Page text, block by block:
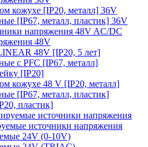
кожухе [IP20, металл] 36V
[IP67, металл, пластик] 36V
AC/DC
48V
48V [IP20, 5 лет]
с PFC [IP67, металл]
[IP20]
кожухе 48 V [IP20, металл]
[IP67, металл, пластик]
пластик]
источники напряжения
24V (0-10V)